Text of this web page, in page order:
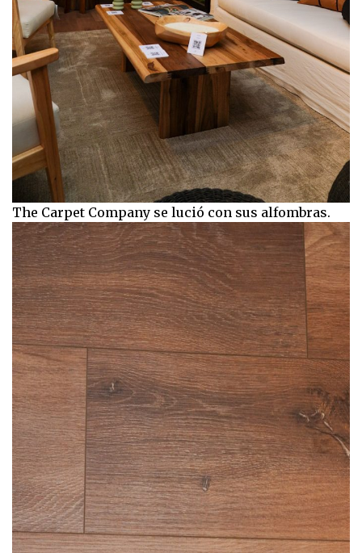
The Carpet Company se lució con sus alfombras.